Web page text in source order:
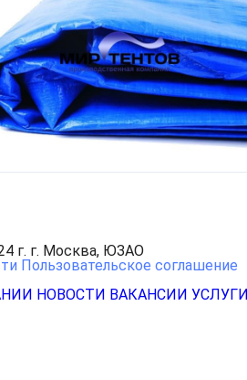
г. г. Москва, ЮЗАО
Пользовательское соглашение
НОВОСТИ ВАКАНСИИ УСЛУГИ